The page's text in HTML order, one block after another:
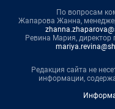
По вопросам
Жапарова Жанна,
Ревина Мария,
Редакция сайта не
информации,